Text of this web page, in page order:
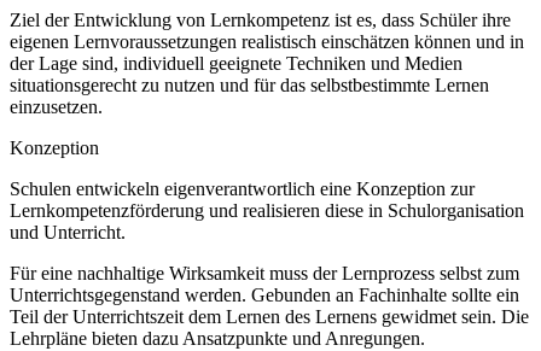
Ziel der Entwicklung von Lernkompetenz ist es, dass Schüler ihre
eigenen Lernvoraussetzungen realistisch einschätzen können und in
der Lage sind, individuell geeignete Techniken und Medien
situationsgerecht zu nutzen und für das selbstbestimmte Lernen
einzusetzen.
Konzeption
Schulen entwickeln eigenverantwortlich eine Konzeption zur
Lernkompetenzförderung und realisieren diese in Schulorganisation
und Unterricht.
Für eine nachhaltige Wirksamkeit muss der Lernprozess selbst zum
Unterrichtsgegenstand werden. Gebunden an Fachinhalte sollte ein
Teil der Unterrichtszeit dem Lernen des Lernens gewidmet sein. Die
Lehrpläne bieten dazu Ansatzpunkte und Anregungen.